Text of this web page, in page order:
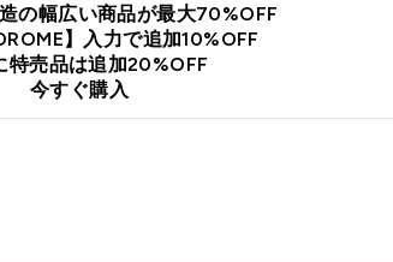
の幅広い商品が最大70%OFF
】入力で追加10%OFF
特売品は追加20%OFF
今すぐ購入